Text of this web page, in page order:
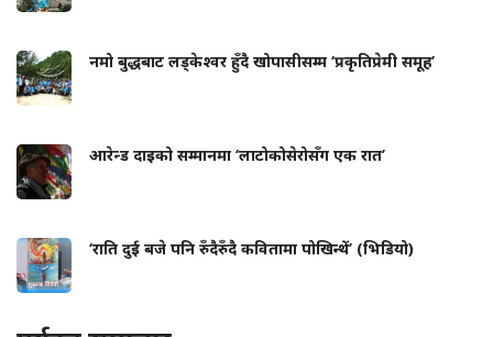
नमो बुद्धबाट लड्केश्वर हुँदै खोपासीसम्म ‘प्रकृतिप्रेमी समूह’
आरेन्ड दाइको सम्मानमा ‘लाटोकोसेरोसँग एक रात’
‘राति दुई बजे पनि रुँदैरुँदै कवितामा पोखिन्थें’ (भिडियो)